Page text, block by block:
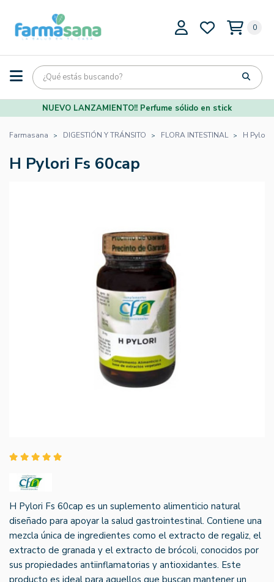
0
NUEVO LANZAMIENTO!! Perfume sólido en stick
Farmasana DIGESTIÓN Y TRÁNSITO FLORA INTESTINAL H Pylori
H Pylori Fs 60cap
H Pylori Fs 60cap es un suplemento alimenticio natural
diseñado para apoyar la salud gastrointestinal. Contiene una
mezcla única de ingredientes como el extracto de regaliz, el
extracto de granada y el extracto de brócoli, conocidos por
sus propiedades antiinflamatorias y antioxidantes. Este
producto es ideal para aquellos que buscan mantener un